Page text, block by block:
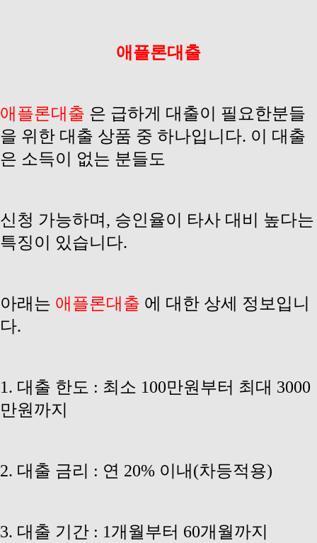
애플론대출
애플론대출 은 급하게 대출이 필요한분들
을 위한 대출 상품 중 하나입니다. 이 대출
은 소득이 없는 분들도
신청 가능하며, 승인율이 타사 대비 높다는
특징이 있습니다.
아래는 애플론대 출 에 대한 상세 정보입니
다.
1. 대출 한도 : 최소 100만원부터 최대 3000
만원까지
2. 대출 금리 : 연 20% 이내(차등적용)
3. 대출 기간 : 1개월부터 60개월까지